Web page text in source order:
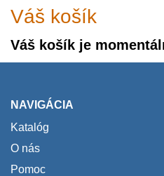
Váš košík
Váš košík je
NAVIGÁCIA
Katalóg
O nás
Pomoc